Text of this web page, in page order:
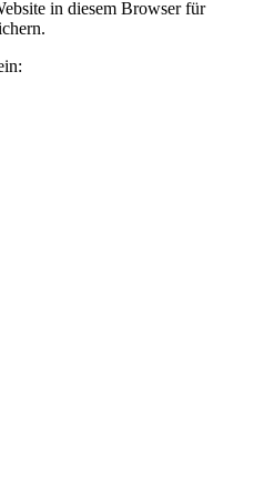
in diesem Browser für